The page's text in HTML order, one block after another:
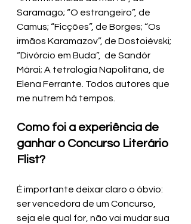
Saramago; “O estrangeiro”, de
Camus; “Ficções”, de Borges; “Os
irmãos Karamazov”, de Dostoiévski;
“Divórcio em Buda”,  de Sandór
Márai; A tetralogia Napolitana, de
Elena Ferrante. Todos autores que
me nutrem há tempos.
Como foi a experiência de
ganhar o Concurso Literário
Flist?
É importante deixar claro o óbvio:
ser vencedora de um Concurso,
seja ele qual for, não vai mudar sua